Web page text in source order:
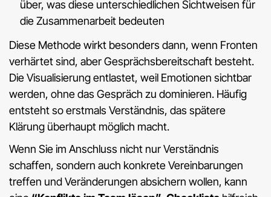
über, was diese unterschiedlichen Sichtweisen für
die Zusammenarbeit bedeuten
Diese Methode wirkt besonders dann, wenn Fronten
verhärtet sind, aber Gesprächsbereitschaft besteht.
Die Visualisierung entlastet, weil Emotionen sichtbar
werden, ohne das Gespräch zu dominieren. Häufig
entsteht so erstmals Verständnis, das spätere
Klärung überhaupt möglich macht.
Wenn Sie im Anschluss nicht nur Verständnis
schaffen, sondern auch konkrete Vereinbarungen
treffen und Veränderungen absichern wollen, kann